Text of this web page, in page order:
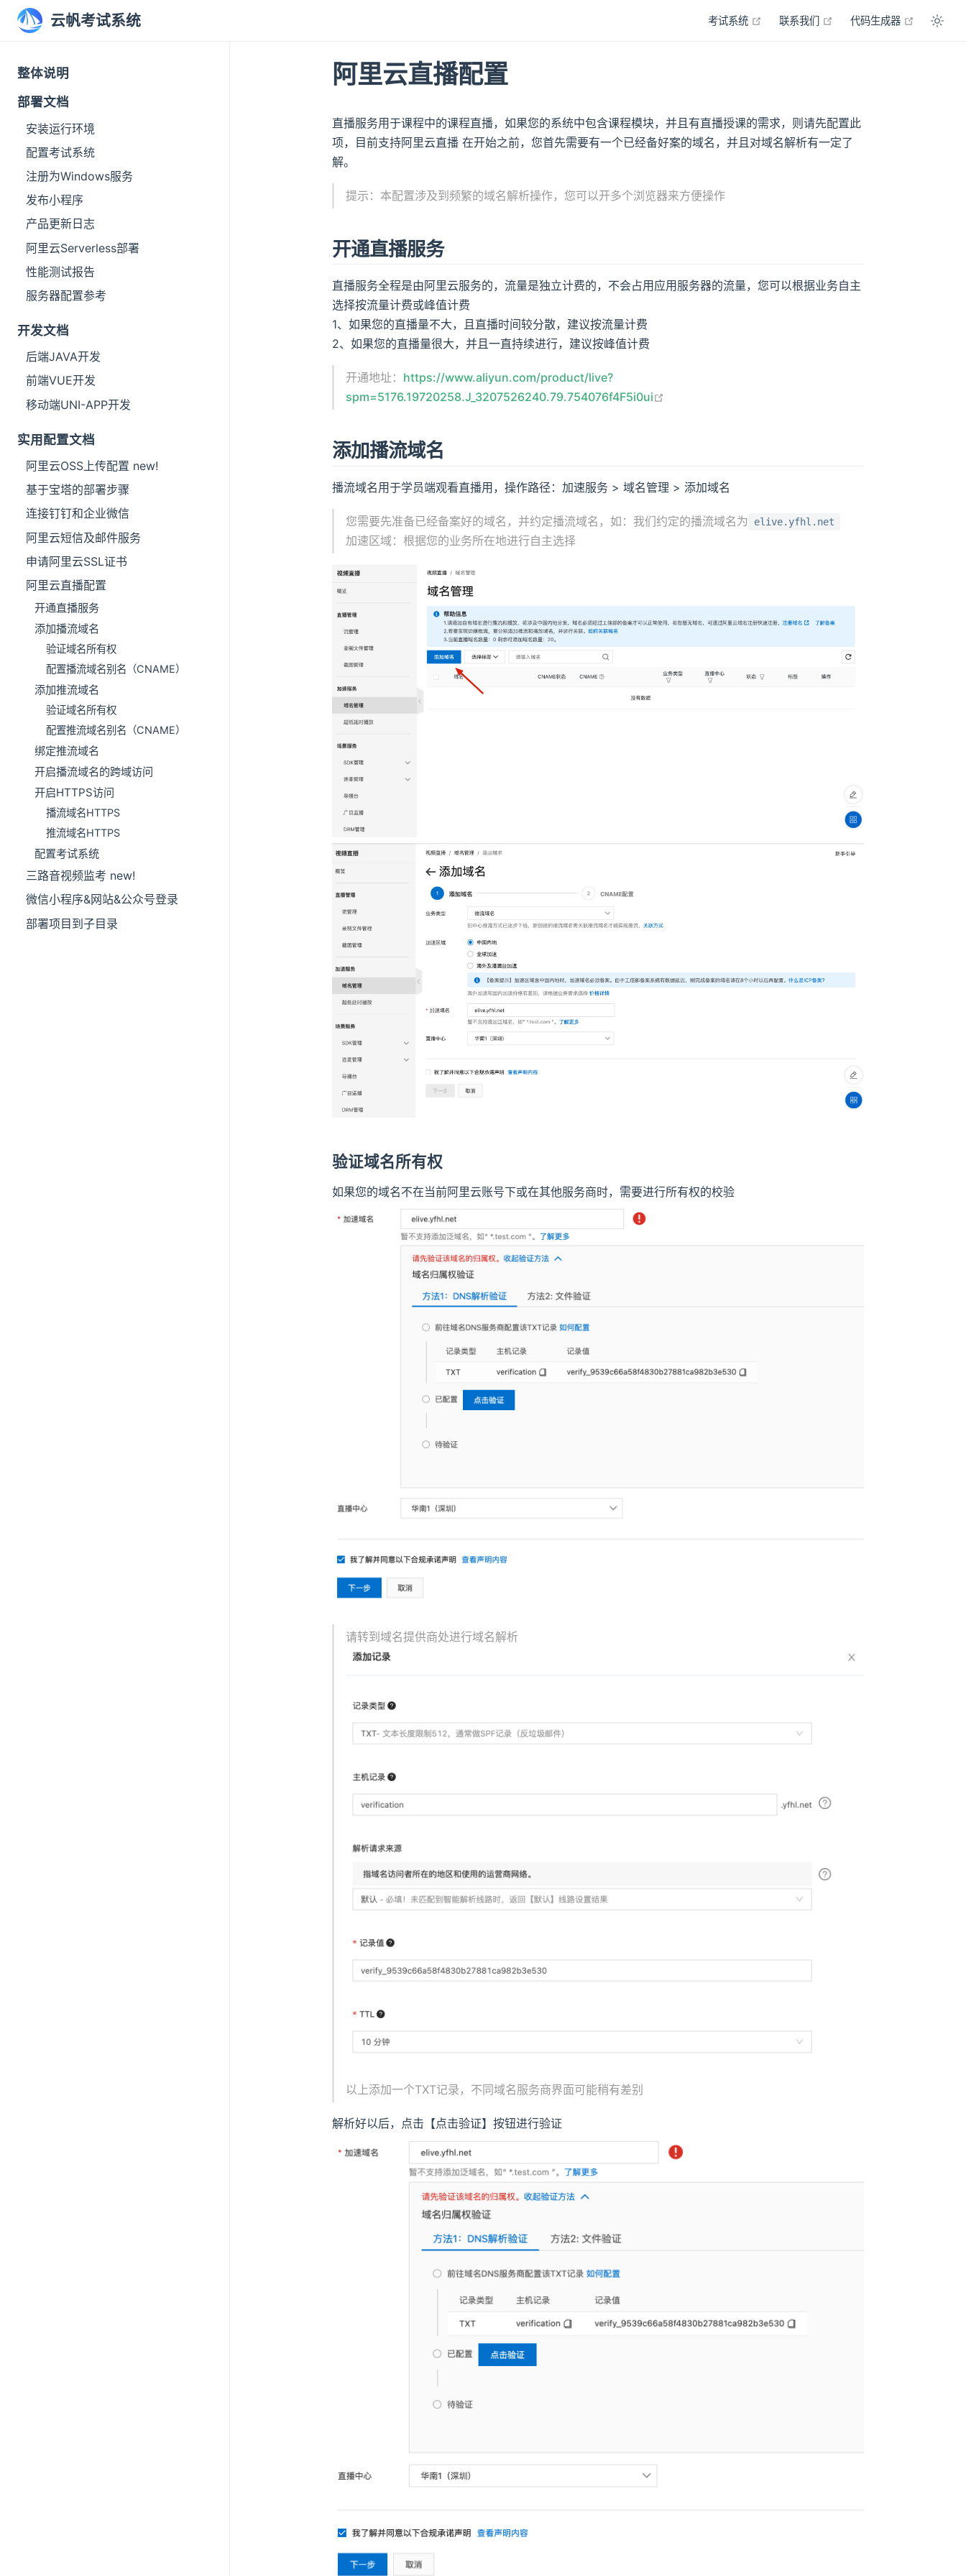
云帆考试系统 考试系统 open in new window
联系我们 open in new window
代码生成器 open in
整体说明
部署文档
安装运行环境
配置考试系统
注册为Windows服务
发布小程序
产品更新日志
阿里云Serverless部署
性能测试报告
服务器配置参考
开发文档
后端JAVA开发
前端VUE开发
移动端UNI-APP开发
实用配置文档
阿里云OSS上传配置 new!
基于宝塔的部署步骤
连接钉钉和企业微信
阿里云短信及邮件服务
申请阿里云SSL证书
阿里云直播配置
开通直播服务
添加播流域名
验证域名所有权
配置播流域名别名（CNAME）
添加推流域名
验证域名所有权
配置推流域名别名（CNAME）
绑定推流域名
开启播流域名的跨域访问
开启HTTPS访问
播流域名HTTPS
推流域名HTTPS
配置考试系统
三路音视频监考 new!
微信小程序&网站&公众号登录
部署项目到子目录
阿里云直播配置
直播服务用于课程中的课程直播，如果您的系统中包含课程模块，并且有直播授课的需求，则请先配置此
项，目前支持阿里云直播 在开始之前，您首先需要有一个已经备好案的域名，并且对域名解析有一定了
解。
提示：本配置涉及到频繁的域名解析操作，您可以开多个浏览器来方便操作
开通直播服务
直播服务全程是由阿里云服务的，流量是独立计费的，不会占用应用服务器的流量，您可以根据业务自主
选择按流量计费或峰值计费
1、如果您的直播量不大，且直播时间较分散，建议按流量计费
2、如果您的直播量很大，并且一直持续进行，建议按峰值计费
开通地址： https://www.aliyun.com/product/live?
spm=5176.19720258.J_3207526240.79.754076f4F5i0ui
添加播流域名
播流域名用于学员端观看直播用，操作路径：加速服务 > 域名管理 > 添加域名
您需要先准备已经备案好的域名，并约定播流域名，如：我们约定的播流域名为 elive.yfhl.net
加速区域：根据您的业务所在地进行自主选择
验证域名所有权
如果您的域名不在当前阿里云账号下或在其他服务商时，需要进行所有权的校验
请转到域名提供商处进行域名解析
以上添加一个TXT记录，不同域名服务商界面可能稍有差别
解析好以后，点击【点击验证】按钮进行验证